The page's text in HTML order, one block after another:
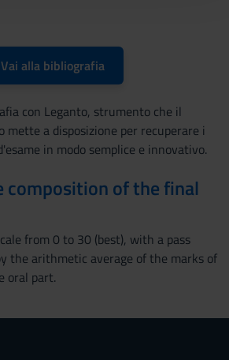
dei loro servizi.
Vai alla bibliografia
con Leganto, strumento che il
mette a disposizione per recuperare i
in modo semplice e innovativo.
composition of the final
from 0 to 30 (best), with a pass
the arithmetic average of the marks of
oral part.